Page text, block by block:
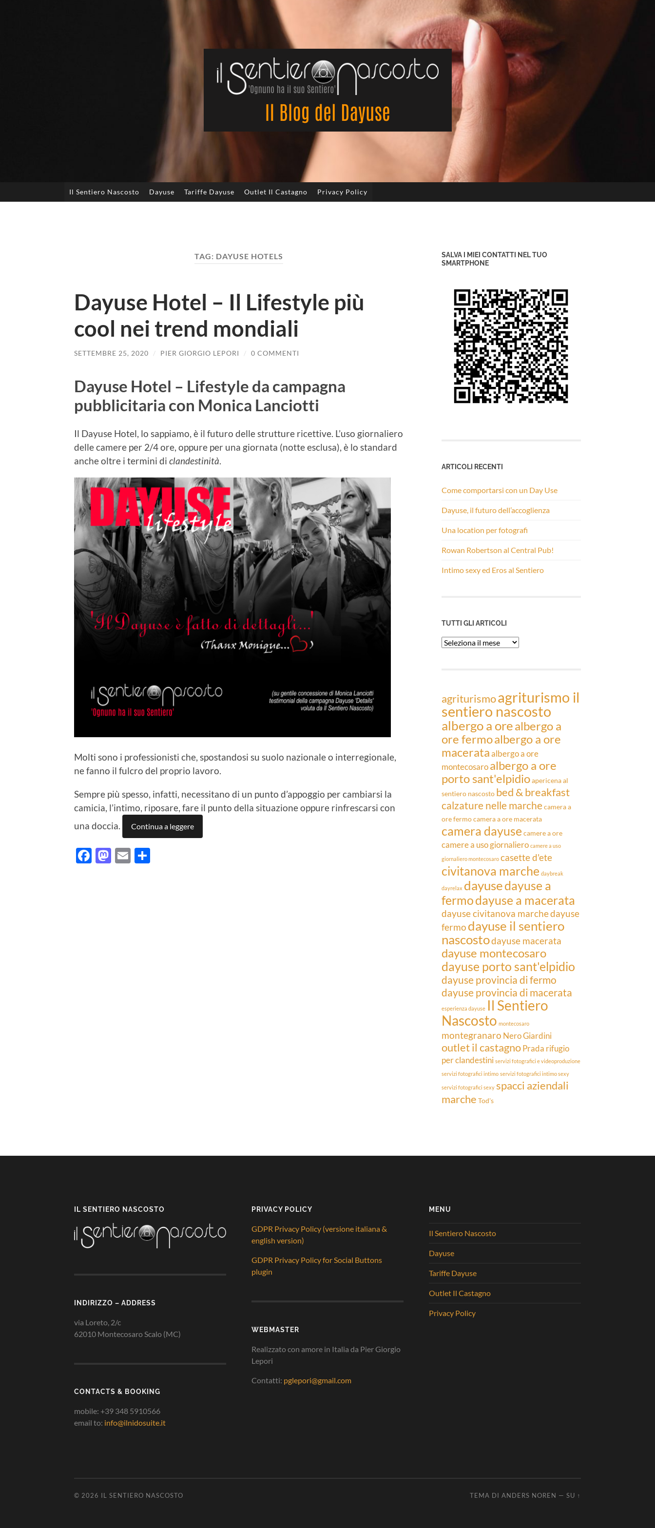
Il Sentiero Nascosto Dayuse Tariffe Dayuse Outlet Il Castagno Privacy Policy
TAG: DAYUSE HOTELS
Dayuse Hotel – Il Lifestyle più
cool nei trend mondiali
SETTEMBRE 25, 2020 / PIER GIORGIO LEPORI / 0 COMMENTI
Dayuse Hotel – Lifestyle da campagna
pubblicitaria con Monica Lanciotti
Il Dayuse Hotel, lo sappiamo, è il futuro delle strutture ricettive. L’uso giornaliero
delle camere per 2/4 ore, oppure per una giornata (notte esclusa), è lo standard
anche oltre i termini di clandestinità.
Molti sono i professionisti che, spostandosi su suolo nazionale o interregionale,
ne fanno il fulcro del proprio lavoro.
Sempre più spesso, infatti, necessitano di un punto d’appoggio per cambiarsi la
camicia, l’intimo, riposare, fare il punto della situazione oppure rinfrescarsi con
una doccia.
Continua a leggere
Facebook
Mastodon
Email
SALVA I MIEI CONTATTI NEL TUO
SMARTPHONE
ARTICOLI RECENTI
Come comportarsi con un Day Use
Dayuse, il futuro dell’accoglienza
Una location per fotografi
Rowan Robertson al Central Pub!
Intimo sexy ed Eros al Sentiero
TUTTI GLI ARTICOLI
Tutti
agriturismoagriturismo il
sentiero nascosto
albergo a orealbergo a
ore fermoalbergo a ore
macerataalbergo a ore
montecosaroalbergo a ore
porto sant'elpidioapericena al
sentiero nascosto bed & breakfast
calzature nelle marchecamera a
ore fermocamera a ore macerata
camera dayuse camere a ore
camere a uso giornaliero camere a uso
giornaliero montecosaro casette d'ete
civitanova marche daybreak
dayrelax dayusedayuse a
fermodayuse a macerata
dayuse civitanova marchedayuse
fermo dayuse il sentiero
nascostodayuse macerata
dayuse montecosaro
dayuse porto sant'elpidio
dayuse provincia di fermo
dayuse provincia di macerata
esperienza dayuse Il Sentiero
Nascosto montecosaro
montegranaro Nero Giardini
outlet il castagnoPrada rifugio
per clandestini servizi fotografici e videoproduzione
servizi fotografici intimo servizi fotografici intimo sexy
servizi fotografici sexy spacci aziendali
marche Tod's
IL SENTIERO NASCOSTO
INDIRIZZO – ADDRESS
via Loreto, 2/c
62010 Montecosaro Scalo (MC)
CONTACTS & BOOKING
mobile: +39 348 5910566
email to: info@ilnidosuite.it
PRIVACY POLICY
GDPR Privacy Policy (versione italiana &
english version)
GDPR Privacy Policy for Social Buttons
plugin
WEBMASTER
Realizzato con amore in Italia da Pier Giorgio
Lepori
Contatti: pglepori@gmail.com
MENU
Il Sentiero Nascosto
Dayuse
Tariffe Dayuse
Outlet Il Castagno
Privacy Policy
© 2026 IL SENTIERO NASCOSTO TEMA DI ANDERS NOREN — SU ↑